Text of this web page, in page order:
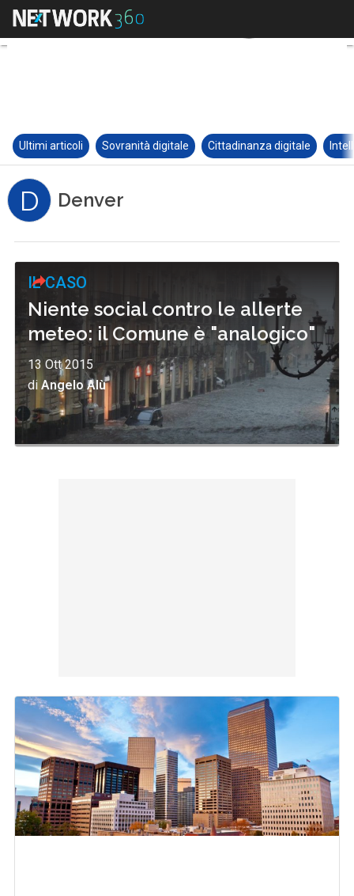
Ultimi articoli Sovranità digitale Cittadinanza digitale
D Denver
IL CASO
Niente social contro le allerte
meteo: il Comune è "analogico"
13 Ott 2015
diAngelo Alù